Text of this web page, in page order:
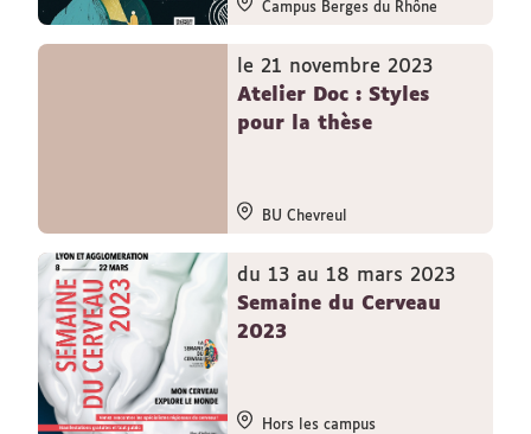
Campus Berges du Rhône
le 21 novembre 2023
Atelier Doc : Styles
pour la thèse
BU Chevreul
du 13 au 18 mars 2023
Semaine du Cerveau
2023
Hors les campus